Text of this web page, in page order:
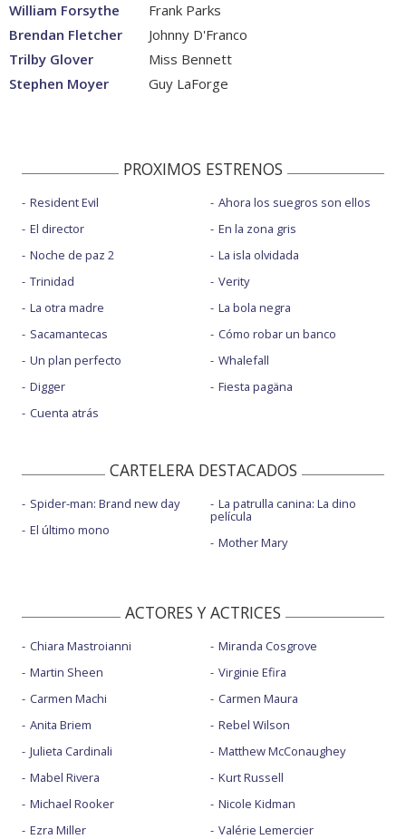
William Forsythe
Frank Parks
Brendan Fletcher
Johnny D'Franco
Trilby Glover
Miss Bennett
Stephen Moyer
Guy LaForge
PROXIMOS ESTRENOS
Resident Evil
El director
Noche de paz 2
Trinidad
La otra madre
Sacamantecas
Un plan perfecto
Digger
Cuenta atrás
Ahora los suegros son ellos
En la zona gris
La isla olvidada
Verity
La bola negra
Cómo robar un banco
Whalefall
Fiesta pagäna
CARTELERA DESTACADOS
Spider-man: Brand new day
El último mono
La patrulla canina: La dino
película
Mother Mary
ACTORES Y ACTRICES
Chiara Mastroianni
Martin Sheen
Carmen Machi
Anita Briem
Julieta Cardinali
Mabel Rivera
Michael Rooker
Ezra Miller
Miranda Cosgrove
Virginie Efira
Carmen Maura
Rebel Wilson
Matthew McConaughey
Kurt Russell
Nicole Kidman
Valérie Lemercier